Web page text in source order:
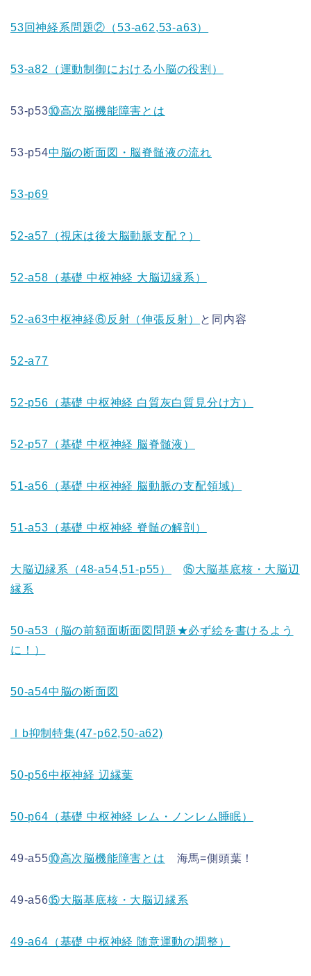
53回神経系問題②（53-a62,53-a63）
53-a82（運動制御における小脳の役割）
53-p53⑩高次脳機能障害とは
53-p54中脳の断面図・脳脊髄液の流れ
53-p69
52-a57（視床は後大脳動脈支配？）
52-a58（基礎 中枢神経 大脳辺縁系）
52-a63中枢神経⑥反射（伸張反射） と同内容
52-a77
52-p56（基礎 中枢神経 白質灰白質見分け方）
52-p57（基礎 中枢神経 脳脊髄液）
51-a56（基礎 中枢神経 脳動脈の支配領域）
51-a53（基礎 中枢神経 脊髄の解剖）
大脳辺縁系（48-a54,51-p55）
⑮大脳基底核・大脳辺
縁系
50-a53（脳の前額面断面図問題★必ず絵を書けるよう
に！）
50-a54中脳の断面図
Ⅰb抑制特集(47-p62,50-a62)
50-p56中枢神経 辺縁葉
50-p64（基礎 中枢神経 レム・ノンレム睡眠）
49-a55⑩高次脳機能障害とは 海馬=側頭葉！
49-a56⑮大脳基底核・大脳辺縁系
49-a64（基礎 中枢神経 随意運動の調整）